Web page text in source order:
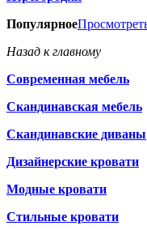
Популярное
Назад к главному
Современная мебель
Скандинавская мебель
Скандинавские диваны
Дизайнерские кровати
Модные кровати
Стильные кровати